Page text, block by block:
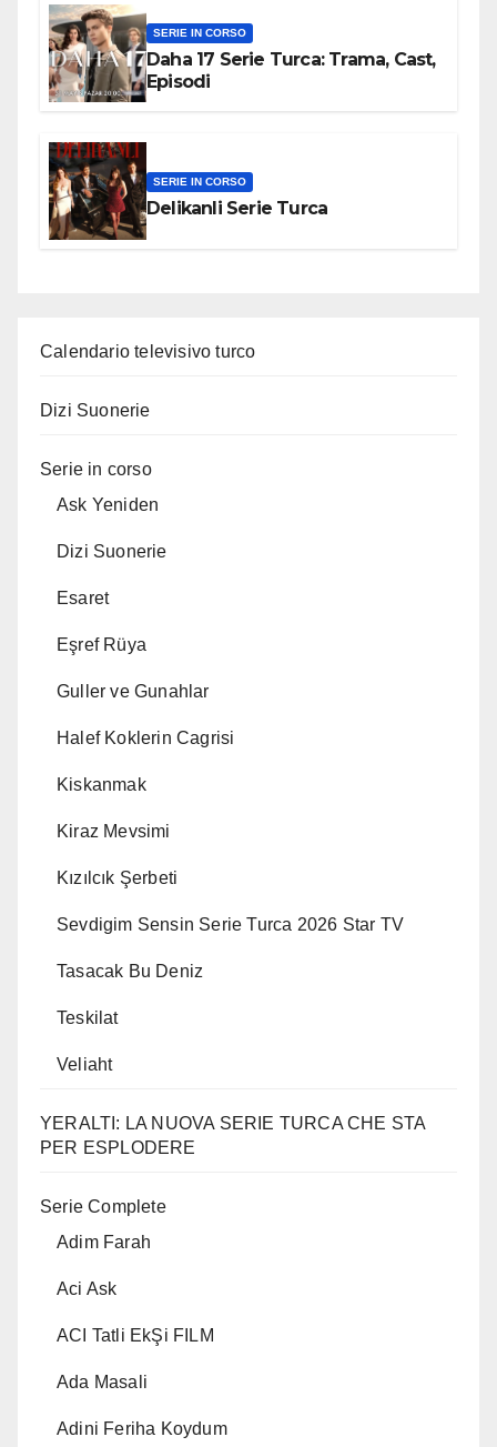
SERIE IN CORSO
Daha 17 Serie Turca: Trama, Cast,
Episodi
SERIE IN CORSO
Delikanli Serie Turca
Calendario televisivo turco
Dizi Suonerie
Serie in corso
Ask Yeniden
Dizi Suonerie
Esaret
Eşref Rüya
Guller ve Gunahlar
Halef Koklerin Cagrisi
Kiskanmak
Kiraz Mevsimi
Kızılcık Şerbeti
Sevdigim Sensin Serie Turca 2026 Star TV
Tasacak Bu Deniz
Teskilat
Veliaht
YERALTI: LA NUOVA SERIE TURCA CHE STA
PER ESPLODERE
Serie Complete
Adim Farah
Aci Ask
ACI Tatli EkŞi FILM
Ada Masali
Adini Feriha Koydum